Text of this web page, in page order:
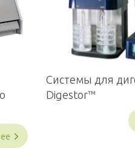
Системы для
Digestor™